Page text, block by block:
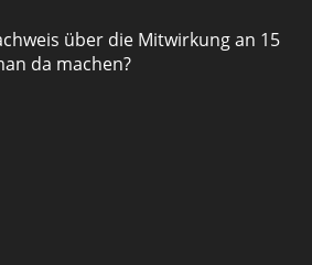
über die Mitwirkung an 15
da machen?